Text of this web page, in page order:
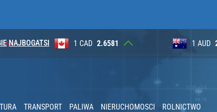
NAJBOGATSI
zgłoszeń w trzy dni
pod ostrzałem
1 AUD 2.6230 100
TRANSPORT PALIWA NIERUCHOMOSCI ROLNICTWO